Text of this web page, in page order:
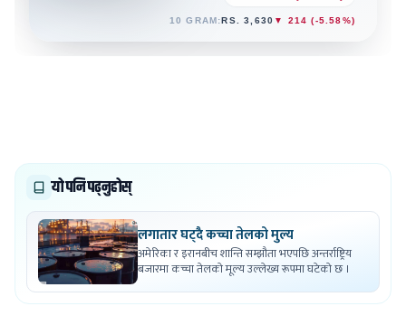
यो पनि पढ्नुहोस्
लगातार घट्दै कच्चा तेलको मुल्य
अमेरिका र इरानबीच शान्ति सम्झौता भएपछि अन्तर्राष्ट्रिय
बजारमा कच्चा तेलको मूल्य उल्लेख्य रूपमा घटेको छ ।